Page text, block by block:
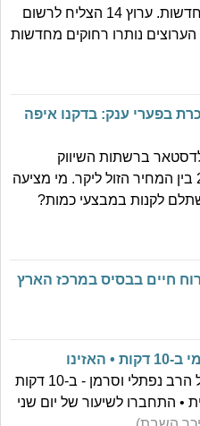
בקרב על המקום השני בטבלת החדשות. ערוץ 14 הצליח לרשום
פני ערוץ 13, אך שני הערוצים נותרו רחוקים מחדשות
בפערי ענק: בדקנו איפה
ברשתות השיווק
הגדולות - וגילינו פער של עד 26% בין המחיר הזול ליקר. מי מציעה
לקנות במבצעי כמות?
חיים בבסיס במרכז הארץ
'הדף היומי' בהגשתו המיוחדת של הרב נפתלי וסרמן - ב-10 דקות
• התחברו לשיעור של יום שני